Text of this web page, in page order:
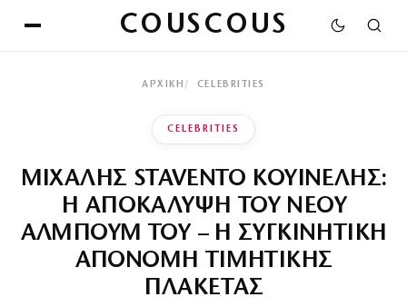
COUSCOUS
ΑΡΧΙΚΉ CELEBRITIES
CELEBRITIES
ΜΙΧΑΛΗΣ STAVENTO ΚΟΥΙΝΕΛΗΣ:
Η ΑΠΟΚΑΛΥΨΗ ΤΟΥ ΝΕΟΥ
ΑΛΜΠΟΥΜ ΤΟΥ – Η ΣΥΓΚΙΝΗΤΙΚΗ
ΑΠΟΝΟΜΗ ΤΙΜΗΤΙΚΗΣ
ΠΛΑΚΕΤΑΣ